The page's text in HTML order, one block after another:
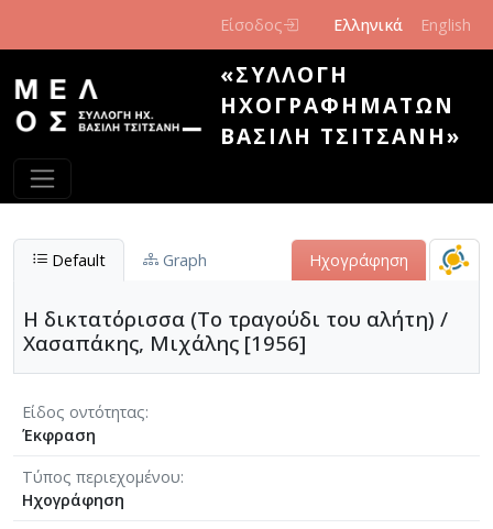
Είσοδος Ελληνικά English
«ΣΥΛΛΟΓΉ
ΗΧΟΓΡΑΦΗΜΆΤΩΝ
ΒΑΣΊΛΗ ΤΣΙΤΣΆΝΗ»
Default Graph Ηχογράφηση
Η δικτατόρισσα (Το τραγούδι του αλήτη) /
Χασαπάκης, Μιχάλης [1956]
Είδος οντότητας
Έκφραση
Τύπος περιεχομένου
Ηχογράφηση